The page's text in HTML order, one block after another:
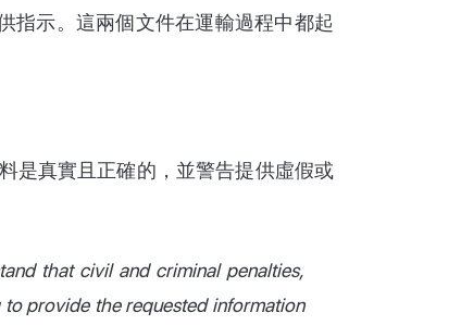
指示。這兩個文件在運輸過程中都起
是真實且正確的，並警告提供虛假或
that civil and criminal penalties,
provide the requested information